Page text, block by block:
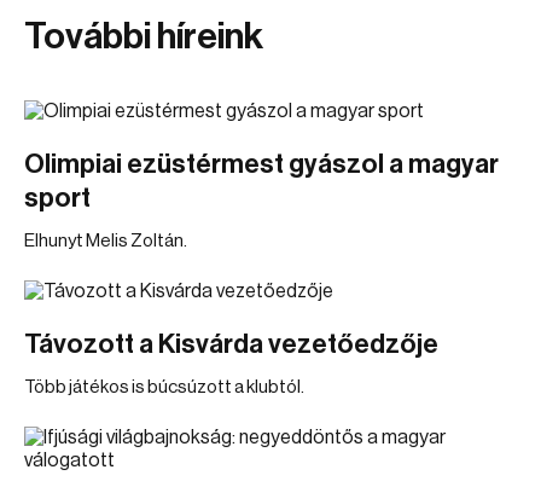
További híreink
Olimpiai ezüstérmest gyászol a magyar
sport
Elhunyt Melis Zoltán.
Távozott a Kisvárda vezetőedzője
Több játékos is búcsúzott a klubtól.